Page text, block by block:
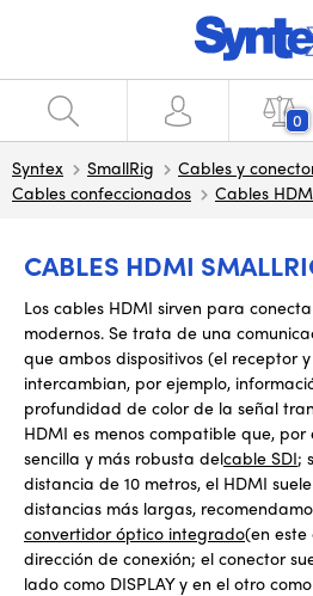
0
Syntex SmallRig
Cables y
Cables confeccionados
Cables
CABLES HDMI
Los cables HDMI sirven para
modernos. Se trata de una
que ambos dispositivos (el receptor
intercambian, por ejemplo,
profundidad de color de la señal
HDMI es menos compatible que, por
sencilla y más robusta delcable SDI;
distancia de 10 metros, el HDMI
distancias más largas,
convertidor óptico integrado(en
dirección de conexión; el conector
lado como DISPLAY y en el otro